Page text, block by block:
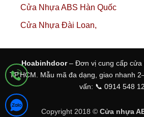
Cửa Nhựa ABS Hàn Quốc
Cửa Nhựa Đài Loan,
Hoabinhdoor– Đơn vị cung cấp cửa
TP.HCM. Mẫu mã đa dạng, giao nhanh
vấn: 📞 0914 548
Copyright 2018 © Cửa nhựa